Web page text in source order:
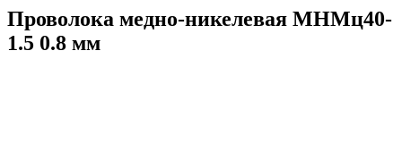
Проволока медно-никелевая МНМц40-
1.5 0.8 мм